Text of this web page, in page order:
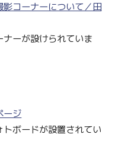
コーナーについて／田
ーが設けられていま
ージ
ボードが設置されてい